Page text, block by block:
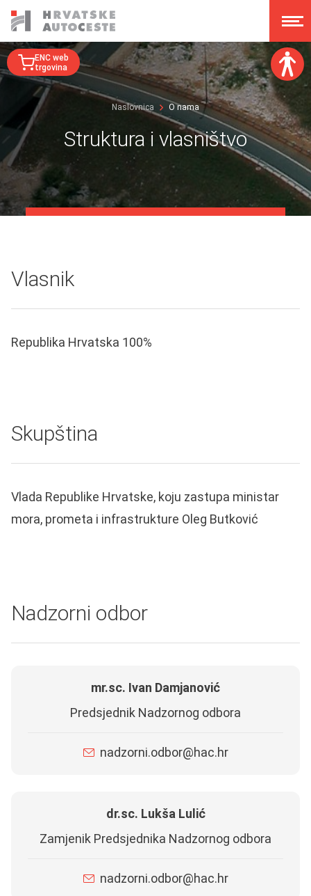
Veličina fonta:
A A A A
Disleksija:
ENC web
trgovina
Naslovnica O nama
Struktura i vlasništvo
Vlasnik
Republika Hrvatska 100%
Skupština
Vlada Republike Hrvatske, koju zastupa ministar
mora, prometa i infrastrukture Oleg Butković
Nadzorni odbor
mr.sc. Ivan Damjanović
Predsjednik Nadzornog odbora
nadzorni.odbor@hac.hr
dr.sc. Lukša Lulić
Zamjenik Predsjednika Nadzornog odbora
nadzorni.odbor@hac.hr